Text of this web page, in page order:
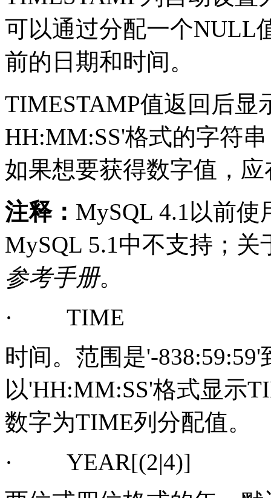
可以通过分配一个NULL
前的日期和时间。
TIMESTAMP值返回后显
HH:MM:SS'格式的字符
如果想要获得数字值，应
注释： MySQL 4.1 以前使
MySQL 5.1 中不支持；关
参考手册。
·
TIME
时间。范围是'-838:59:59'
以'HH:MM:SS'格式显示
数字为TIME列分配值。
·
YEAR[(2|4)]